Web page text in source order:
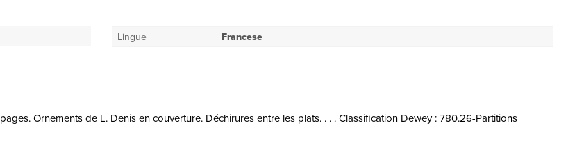
Lingue Francese
Ornements de L. Denis en couverture. Déchirures entre les plats. . . . Classification Dewey : 780.26-Partitions